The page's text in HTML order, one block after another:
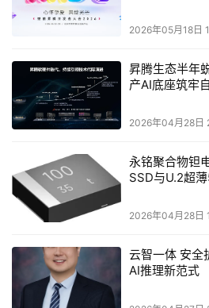
本文来源于DOIT传媒，文章内容仅
2026年05月18日
昇腾生态半年
产AI底座筑牢
2026年04月28日
永铭聚合物钽
SSD与U.2超
2026年04月28日
云智一体 安全
AI推理新范式